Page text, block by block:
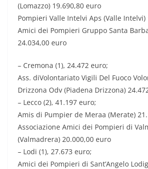
(Lomazzo) 19.690,80 euro
Pompieri Valle Intelvi Aps (Valle Intelvi)
Amici dei Pompieri Gruppo Santa
24.034,00 euro
– Cremona (1), 24.472 euro;
Ass. diVolontariato Vigili Del Fuoco
Drizzona Odv (Piadena Drizzona)
– Lecco (2), 41.197 euro;
Amis di Pumpier de Meraa (Merate)
Associazione Amici dei Pompieri di
(Valmadrera) 20.000,00 euro
– Lodi (1), 27.673 euro;
Amici dei Pompieri di Sant’Angelo